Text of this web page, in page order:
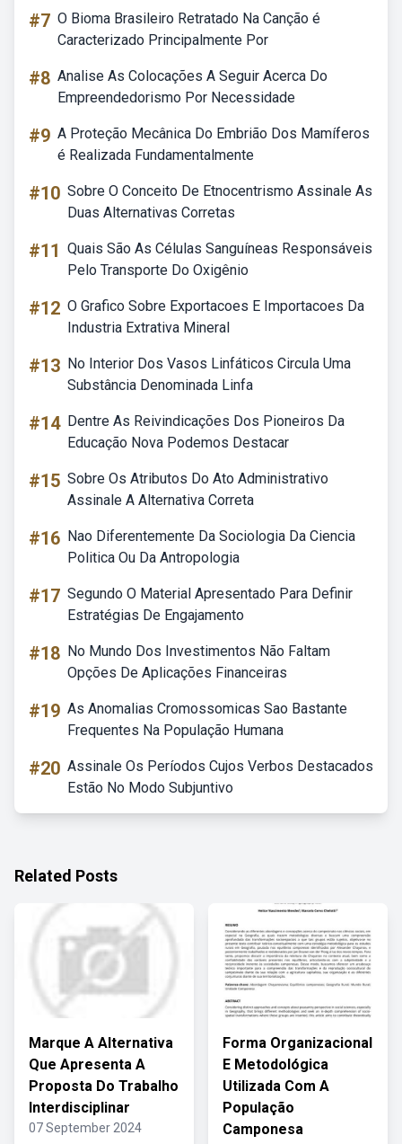
#7 O Bioma Brasileiro Retratado Na Canção é
Caracterizado Principalmente Por
#8 Analise As Colocações A Seguir Acerca Do
Empreendedorismo Por Necessidade
#9 A Proteção Mecânica Do Embrião Dos Mamíferos
é Realizada Fundamentalmente
#10 Sobre O Conceito De Etnocentrismo Assinale As
Duas Alternativas Corretas
#11 Quais São As Células Sanguíneas Responsáveis
Pelo Transporte Do Oxigênio
#12 O Grafico Sobre Exportacoes E Importacoes Da
Industria Extrativa Mineral
#13 No Interior Dos Vasos Linfáticos Circula Uma
Substância Denominada Linfa
#14 Dentre As Reivindicações Dos Pioneiros Da
Educação Nova Podemos Destacar
#15 Sobre Os Atributos Do Ato Administrativo
Assinale A Alternativa Correta
#16 Nao Diferentemente Da Sociologia Da Ciencia
Politica Ou Da Antropologia
#17 Segundo O Material Apresentado Para Definir
Estratégias De Engajamento
#18 No Mundo Dos Investimentos Não Faltam
Opções De Aplicações Financeiras
#19 As Anomalias Cromossomicas Sao Bastante
Frequentes Na População Humana
#20 Assinale Os Períodos Cujos Verbos Destacados
Estão No Modo Subjuntivo
Related Posts
Marque A Alternativa
Que Apresenta A
Proposta Do Trabalho
Interdisciplinar
07 September 2024
Forma Organizacional
E Metodológica
Utilizada Com A
População
Camponesa